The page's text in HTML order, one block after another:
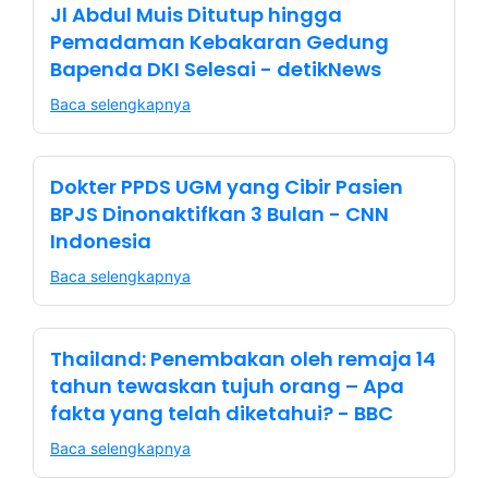
Jl Abdul Muis Ditutup hingga
Pemadaman Kebakaran Gedung
Bapenda DKI Selesai - detikNews
Baca selengkapnya
Dokter PPDS UGM yang Cibir Pasien
BPJS Dinonaktifkan 3 Bulan - CNN
Indonesia
Baca selengkapnya
Thailand: Penembakan oleh remaja 14
tahun tewaskan tujuh orang – Apa
fakta yang telah diketahui? - BBC
Baca selengkapnya